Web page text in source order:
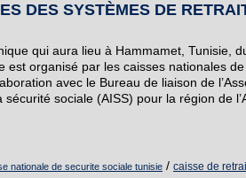
DES SYSTÈMES DE
qui aura lieu à Hammamet, Tunisie,
est organisé par les caisses nationales
avec le Bureau de liaison de
sociale (AISS) pour la région de
nationale de securite sociale tunisie / caisse de